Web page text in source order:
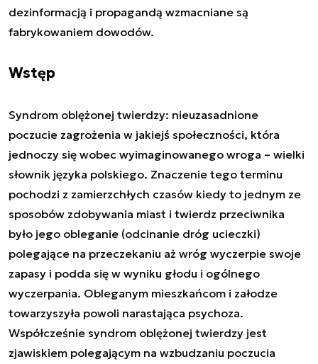
dezinformacją i propagandą wzmacniane są
fabrykowaniem dowodów.
Wstęp
Syndrom oblężonej twierdzy: nieuzasadnione
poczucie zagrożenia w jakiejś społeczności, która
jednoczy się wobec wyimaginowanego wroga – wielki
słownik języka polskiego. Znaczenie tego terminu
pochodzi z zamierzchłych czasów kiedy to jednym ze
sposobów zdobywania miast i twierdz przeciwnika
było jego obleganie (odcinanie dróg ucieczki)
polegające na przeczekaniu aż wróg wyczerpie swoje
zapasy i podda się w wyniku głodu i ogólnego
wyczerpania. Obleganym mieszkańcom i załodze
towarzyszyła powoli narastająca psychoza.
Współcześnie syndrom oblężonej twierdzy jest
zjawiskiem polegającym na wzbudzaniu poczucia